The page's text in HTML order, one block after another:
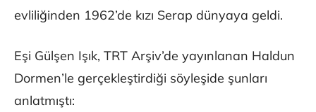
evliliğinden 1962’de kızı Serap dünyaya geldi.
Eşi Gülşen Işık, TRT Arşiv’de yayınlanan Haldun
Dormen’le gerçekleştirdiği söyleşide şunları
anlatmıştı: